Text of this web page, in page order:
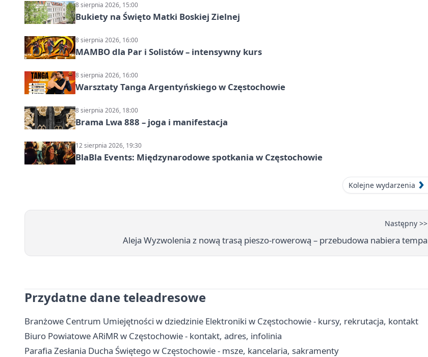
8 sierpnia 2026, 15:00
Bukiety na Święto Matki Boskiej Zielnej
8 sierpnia 2026, 16:00
MAMBO dla Par i Solistów – intensywny kurs
8 sierpnia 2026, 16:00
Warsztaty Tanga Argentyńskiego w Częstochowie
8 sierpnia 2026, 18:00
Brama Lwa 888 – joga i manifestacja
12 sierpnia 2026, 19:30
BlaBla Events: Międzynarodowe spotkania w Częstochowie
Kolejne wydarzenia
Następny >>
Aleja Wyzwolenia z nową trasą pieszo-rowerową – przebudowa nabiera tempa
Przydatne dane teleadresowe
Branżowe Centrum Umiejętności w dziedzinie Elektroniki w Częstochowie - kursy, rekrutacja, kontakt
Biuro Powiatowe ARiMR w Częstochowie - kontakt, adres, infolinia
Parafia Zesłania Ducha Świętego w Częstochowie - msze, kancelaria, sakramenty